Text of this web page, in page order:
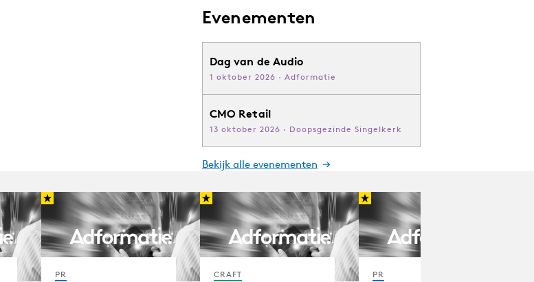
Evenementen
Dag van de Audio
1 oktober 2026 · Adformatie
CMO Retail
13 oktober 2026 · Doopsgezinde Singelkerk
Bekijk alle evenementen
PR CRAFT PR